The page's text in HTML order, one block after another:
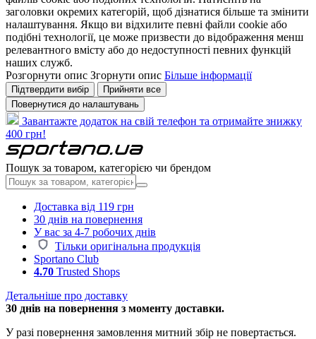
заголовки окремих категорій, щоб дізнатися більше та змінити
налаштування. Якщо ви відхилите певні файли cookie або
подібні технології, це може призвести до відображення менш
релевантного вмісту або до недоступності певних функцій
наших служб.
Розгорнути опис Згорнути опис Більше інформації
Підтвердити вибір
Прийняти все
Повернутися до налаштувань
Завантажте додаток на свій телефон та отримайте знижку
400 грн!
Пошук за товаром, категорією чи брендом
Доставка від 119 грн
30 днів на повернення
У вас за 4-7 робочих днів
Тільки оригінальна продукція
Sportano Club
4.70 Trusted Shops
Детальніше про доставку
30 днів на повернення з моменту доставки.
У разі повернення замовлення митний збір не повертається.